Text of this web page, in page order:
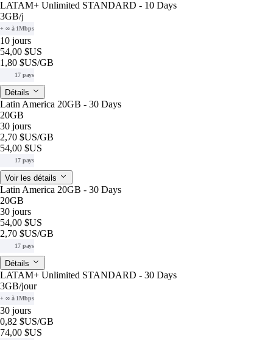
LATAM+ Unlimited STANDARD - 10 Days
3GB/j
+ ∞ à 1Mbps
10 jours
54,00 $US
1,80 $US/GB
17 pays
Détails
Latin America 20GB - 30 Days
20GB
30 jours
2,70 $US/GB
54,00 $US
17 pays
Voir les détails
Latin America 20GB - 30 Days
20GB
30 jours
54,00 $US
2,70 $US/GB
17 pays
Détails
LATAM+ Unlimited STANDARD - 30 Days
3GB/jour
+ ∞ à 1Mbps
30 jours
0,82 $US/GB
74,00 $US